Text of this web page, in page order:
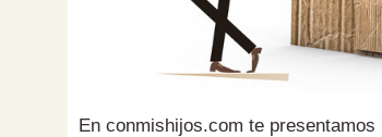
En conmishijos.com te